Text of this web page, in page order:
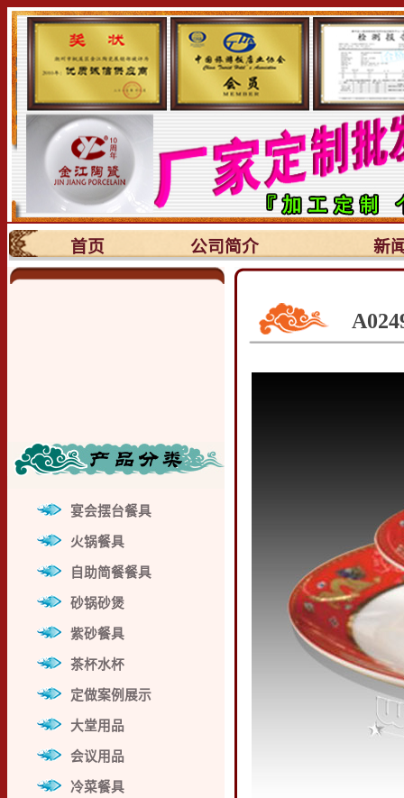
首页 公司简介 新
宴会摆台餐具
火锅餐具
自助简餐餐具
砂锅砂煲
紫砂餐具
茶杯水杯
定做案例展示
大堂用品
会议用品
冷菜餐具